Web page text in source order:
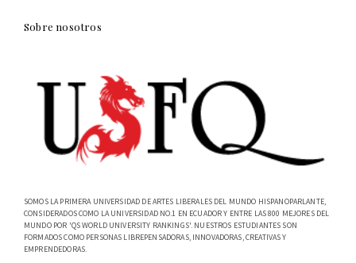
Sobre nosotros
SOMOS LA PRIMERA UNIVERSIDAD DE ARTES LIBERALES DEL MUNDO HISPANOPARLANTE,
CONSIDERADOS COMO LA UNIVERSIDAD NO.1 EN ECUADOR Y ENTRE LAS 800 MEJORES DEL
MUNDO POR 'QS WORLD UNIVERSITY RANKINGS'. NUESTROS ESTUDIANTES SON
FORMADOS COMO PERSONAS LIBREPENSADORAS, INNOVADORAS, CREATIVAS Y
EMPRENDEDORAS.